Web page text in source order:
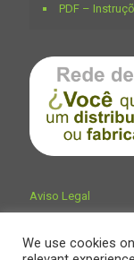
PDF –
Aviso Legal
We use cookies